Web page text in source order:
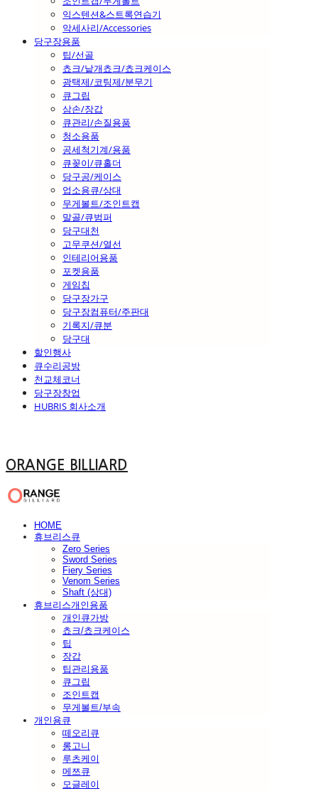
익스텐션&스트록연습기
악세사리/Accessories
당구장용품
팁/선골
쵸크/낱개쵸크/쵸크케이스
광택제/코팅제/분무기
큐그립
삼손/장갑
큐관리/손질용품
청소용품
공세척기계/용품
큐꽂이/큐홀더
당구공/케이스
업소용큐/상대
무게볼트/조인트캡
말골/큐범퍼
당구대천
고무쿠션/열선
인테리어용품
포켓용품
게임칩
당구장가구
당구장컴퓨터/주판대
기록지/큐분
당구대
할인행사
큐수리공방
천교체코너
당구장창업
HUBRIS 회사소개
ORANGE BILLIARD
HOME
휴브리스큐
Zero Series
Sword Series
Fiery Series
Venom Series
Shaft (상대)
휴브리스개인용품
개인큐가방
쵸크/쵸크케이스
팁
장갑
팁관리용품
큐그립
조인트캡
무게볼트/부속
개인용큐
떼오리큐
롱고니
루츠케이
메쯔큐
모글레이